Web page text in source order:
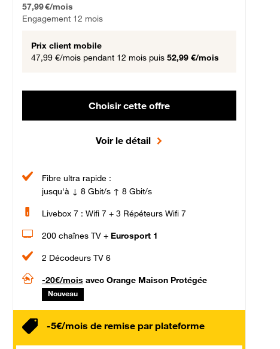
57,99 €/mois
Engagement 12 mois
Prix client mobile
47,99 €/mois pendant 12 mois puis 52,99 €/mois
Choisir cette offre
Voir le détail
Fibre ultra rapide :
jusqu'à ↓ 8 Gbit/s ↑ 8 Gbit/s
Livebox 7 : Wifi 7 + 3 Répéteurs Wifi 7
200 chaînes TV + Eurosport 1
2 Décodeurs TV 6
-20€/mois avec Orange Maison Protégée
Nouveau
-5€/mois de remise par plateforme